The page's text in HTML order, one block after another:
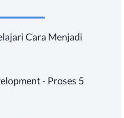
Cara Menjadi
- Proses 5